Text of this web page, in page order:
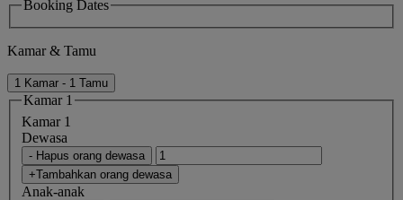
Booking Dates
Kamar & Tamu
1 Kamar - 1 Tamu
Kamar 1
Kamar 1
Dewasa
- Hapus orang dewasa
+Tambahkan orang dewasa
Anak-anak